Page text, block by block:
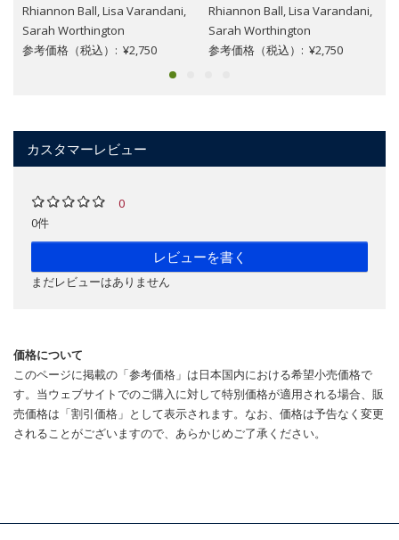
Rhiannon Ball, Lisa Varandani,
Sarah Worthington
参考価格（税込）: ¥2,750
Rhiannon Ball, Lisa Varandani,
Sarah Worthington
参考価格（税込）: ¥2,750
カスタマーレビュー
0
0件
レビューを書く
まだレビューはありません
価格について
このページに掲載の「参考価格」は日本国内における希望小売価格で
す。当ウェブサイトでのご購入に対して特別価格が適用される場合、販
売価格は「割引価格」として表示されます。なお、価格は予告なく変更
されることがございますので、あらかじめご了承ください。